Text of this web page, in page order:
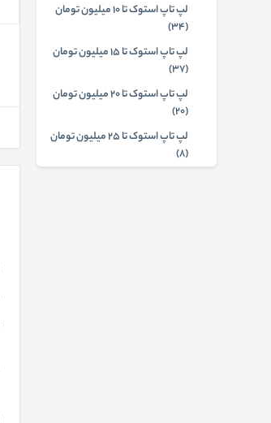
لپ تاپ استوک تا 10 میلیون تومان
(34)
لپ تاپ استوک تا 15 میلیون تومان
(37)
لپ تاپ استوک تا 20 میلیون تومان
(20)
لپ تاپ استوک تا 25 میلیون تومان
(8)